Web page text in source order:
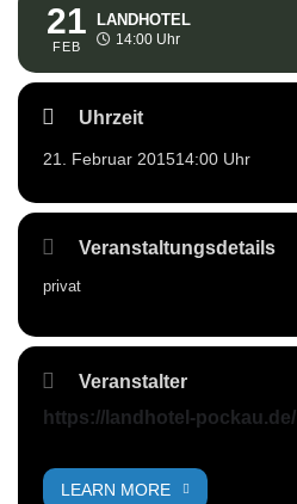
21
FEB
LANDHOTEL
14:00 Uhr
Uhrzeit
21. Februar 201514:00 Uhr
Veranstaltungsdetails
privat
Veranstalter
https://landhotel-pockau.de/
LEARN MORE